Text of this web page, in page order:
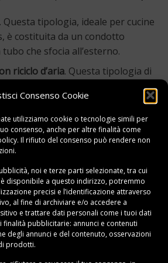
Consenso Cookie
utilizziamo cookie o tecnologie simili per
consenso, anche per altre finalità come
. Il rifiuto del consenso può rendere non
noi e terze parti selezionate, tra cui
disponibile a questo indirizzo, potremmo
precisi e l’identificazione attraverso
al fine di archiviare e/o accedere a
e trattare dati personali come i tuoi dati
finalità pubblicitarie: annunci e contenuti
degli annunci e del contenuto, osservazioni
prodotti.
Questa tipologia, ideale per cucine
è costituita da un condotto
che sfocia all’esterno.
riciclo d’aria. Questa tipologia di
invece, è ideale per le cucine chiuse
possibile praticare fori verso
, il dispositivo deve essere
l’aria in cucina almeno
ciò si traduce in una capacità
di almeno500/600 m³/h.
in ogni modo, la capacità di
regolamentata dai livelli di
Ai fini dell’aspirazione, inoltre, è